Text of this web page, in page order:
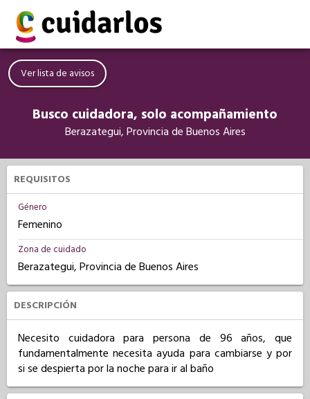
Ver lista de avisos
Busco cuidadora, solo acompañamiento
Berazategui, Provincia de Buenos Aires
REQUISITOS
Género
Femenino
Zona de cuidado
Berazategui, Provincia de Buenos Aires
DESCRIPCIÓN
Necesito cuidadora para persona de 96 años, que
fundamentalmente necesita ayuda para cambiarse y por
si se despierta por la noche para ir al baño